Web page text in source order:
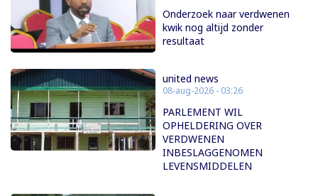
Onderzoek naar verdwenen
kwik nog altijd zonder
resultaat
united news
08-aug-2026 - 03:26
PARLEMENT WIL
OPHELDERING OVER
VERDWENEN
INBESLAGGENOMEN
LEVENSMIDDELEN